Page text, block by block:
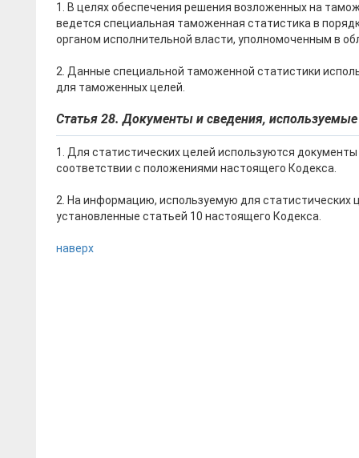
1. В целях обеспечения решения возложенных на
ведется специальная таможенная статистика в
органом исполнительной власти, уполномоченным в
2. Данные специальной таможенной статистики
для таможенных целей.
Статья 28. Документы и сведения, используемые
1. Для статистических целей используются
соответствии с положениями настоящего Кодекса.
2. На информацию, используемую для статистических
установленные статьей 10 настоящего Кодекса.
наверх